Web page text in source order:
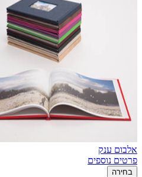
אלבום ענק
פרטים נוספים
בחירה